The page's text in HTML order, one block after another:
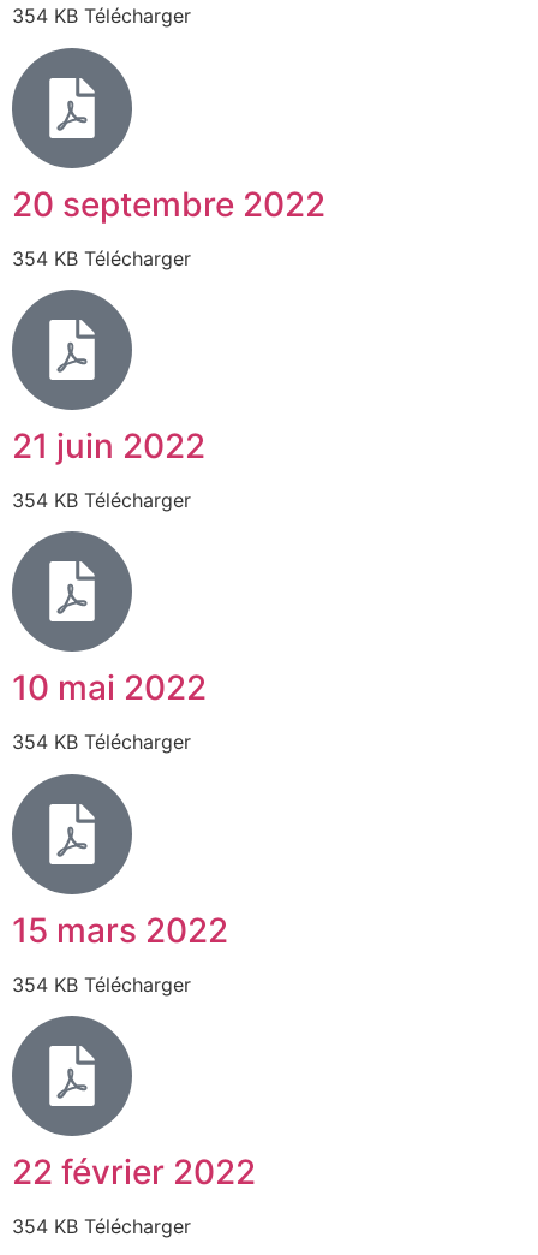
354 KB Télécharger
20 septembre 2022
354 KB Télécharger
21 juin 2022
354 KB Télécharger
10 mai 2022
354 KB Télécharger
15 mars 2022
354 KB Télécharger
22 février 2022
354 KB Télécharger